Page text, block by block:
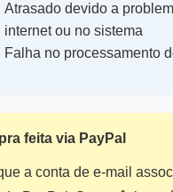
Atrasado devido a
internet ou no sistema
Falha no processamento
feita via PayPal
a conta de e-mail